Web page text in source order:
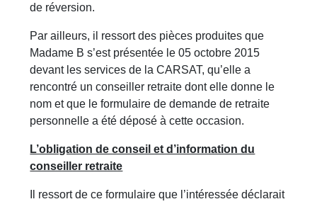
de réversion.
Par ailleurs, il ressort des pièces produites que
Madame B s’est présentée le 05 octobre 2015
devant les services de la CARSAT, qu’elle a
rencontré un conseiller retraite dont elle donne le
nom et que le formulaire de demande de retraite
personnelle a été déposé à cette occasion.
L’obligation de conseil et d’information du
conseiller retraite
Il ressort de ce formulaire que l’intéressée déclarait